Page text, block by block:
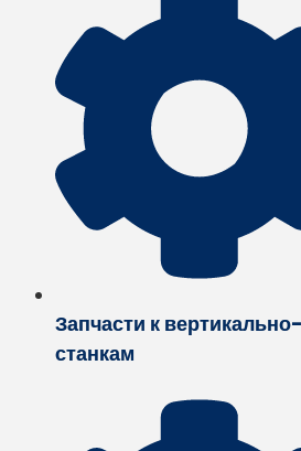
Запчасти к
станкам